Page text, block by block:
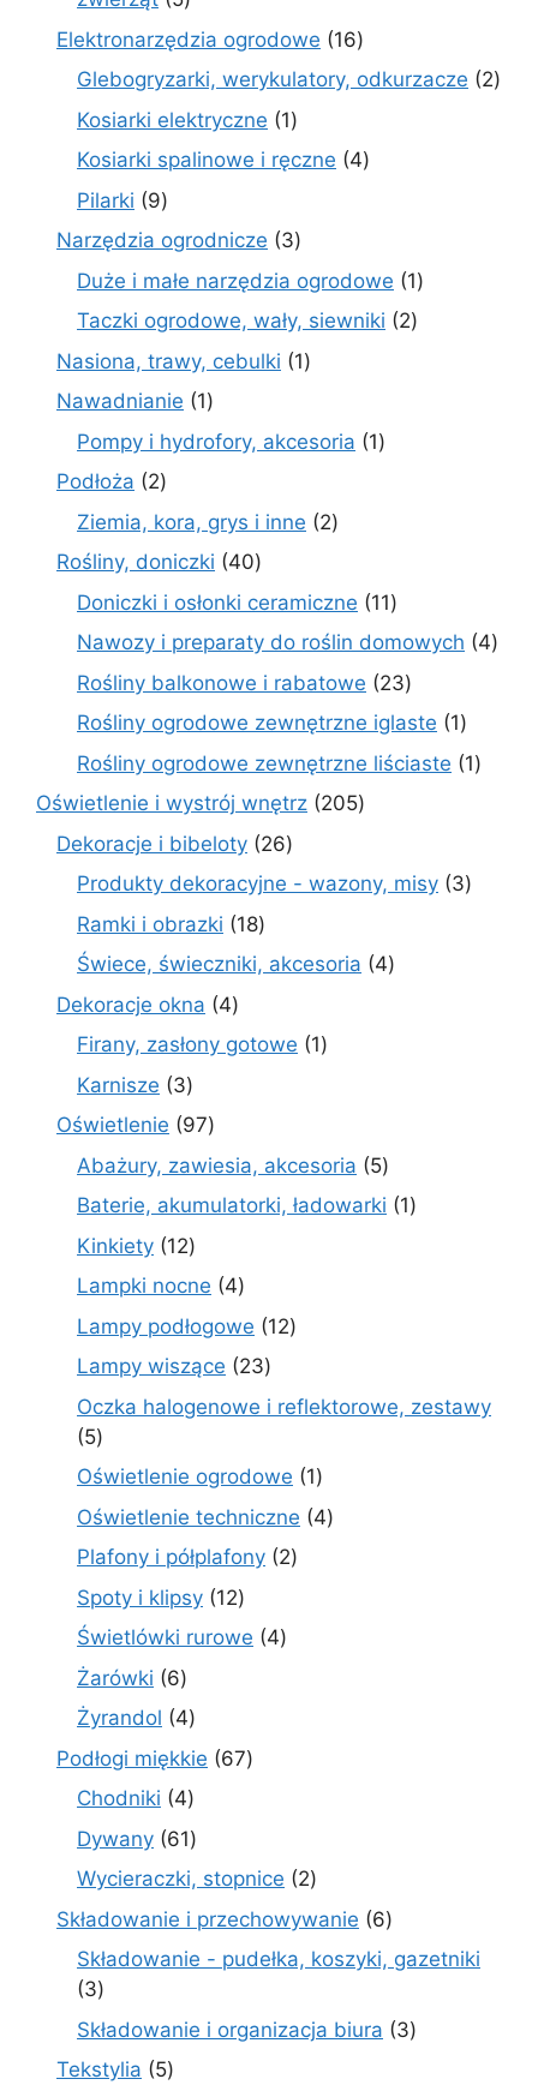
produktów
Elektronarzędzia ogrodowe 1616
produktów
Glebogryzarki, werykulatory, odkurzacze 22
Kosiarki elektryczne 11
produkt
Kosiarki spalinowe i ręczne 44
Pilarki 99
produktów
Narzędzia ogrodnicze 33
produkty
Duże i małe narzędzia ogrodowe 11
Taczki ogrodowe, wały, siewniki 22
Nasiona, trawy, cebulki 11
Nawadnianie 11
produkt
Pompy i hydrofory, akcesoria 11
Podłoża 22
Ziemia, kora, grys i inne 22
Rośliny, doniczki 4040
produktów
Doniczki i osłonki ceramiczne 1111
produktów
Nawozy i preparaty do roślin domowych 44
Rośliny balkonowe i rabatowe 2323
produkty
Rośliny ogrodowe zewnętrzne iglaste 11
produkt
Rośliny ogrodowe zewnętrzne liściaste 11
Oświetlenie i wystrój wnętrz 205205
Dekoracje i bibeloty 2626
Produkty dekoracyjne - wazony, misy 33
Ramki i obrazki 1818
produktów
Świece, świeczniki, akcesoria 44
Dekoracje okna 44
produkty
Firany, zasłony gotowe 11
Karnisze 33
produkty
Oświetlenie 9797
produktów
Abażury, zawiesia, akcesoria 55
produktów
Baterie, akumulatorki, ładowarki 11
Kinkiety 1212
produktów
Lampki nocne 44
produkty
Lampy podłogowe 1212
Lampy wiszące 2323
produkty
Oczka halogenowe i reflektorowe, zestawy
55
produktów
Oświetlenie ogrodowe 11
produkt
Oświetlenie techniczne 44
Plafony i półplafony 22
Spoty i klipsy 1212
produktów
Świetlówki rurowe 44
Żarówki 66
produktów
Żyrandol 44
produkty
Podłogi miękkie 6767
Chodniki 44
produkty
Dywany 6161
produktów
Wycieraczki, stopnice 22
produkty
Składowanie i przechowywanie 66
produktów
Składowanie - pudełka, koszyki, gazetniki
33
produkty
Składowanie i organizacja biura 33
Tekstylia 55